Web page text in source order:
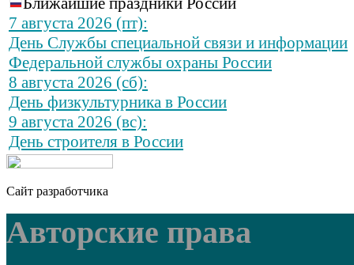
7 августа 2026 (пт):
День Службы специальной связи и информации
Федеральной службы охраны России
8 августа 2026 (сб):
День физкультурника в России
9 августа 2026 (вс):
День строителя в России
Сайт разработчика
Авторские права